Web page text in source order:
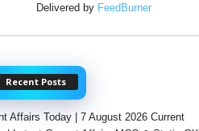
Delivered by FeedBurner
Recent Posts
Affairs Today | 7 August 2026 Current